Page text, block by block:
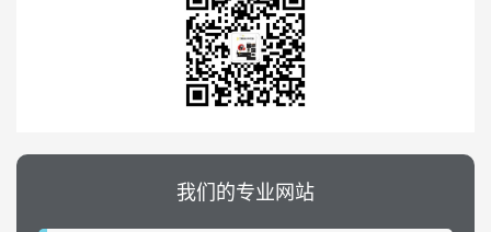
我们的专业网站